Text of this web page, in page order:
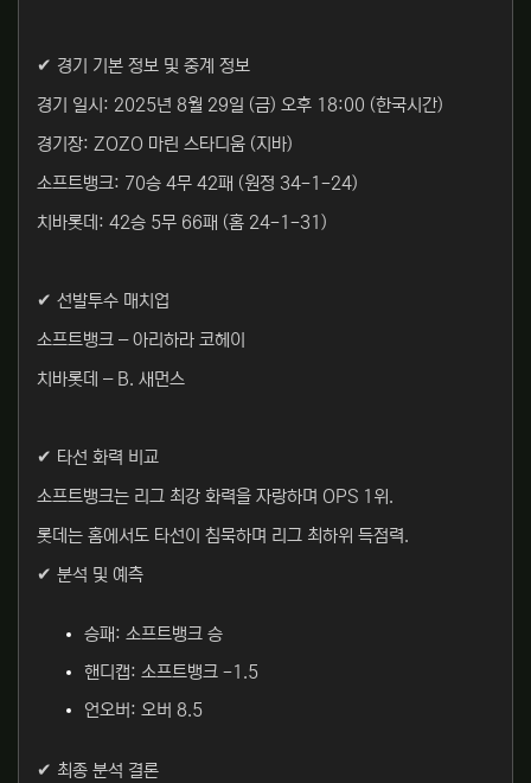
✔ 경기 기본 정보 및 중계 정보
경기 일시: 2025년 8월 29일 (금) 오후 18:00 (한국시간)
경기장: ZOZO 마린 스타디움 (지바)
소프트뱅크: 70승 4무 42패 (원정 34-1-24)
치바롯데: 42승 5무 66패 (홈 24-1-31)
✔ 선발투수 매치업
소프트뱅크 – 아리하라 코헤이
치바롯데 – B. 새먼스
✔ 타선 화력 비교
소프트뱅크는 리그 최강 화력을 자랑하며 OPS 1위.
롯데는 홈에서도 타선이 침묵하며 리그 최하위 득점력.
✔ 분석 및 예측
승패: 소프트뱅크 승
핸디캡: 소프트뱅크 -1.5
언오버: 오버 8.5
✔ 최종 분석 결론